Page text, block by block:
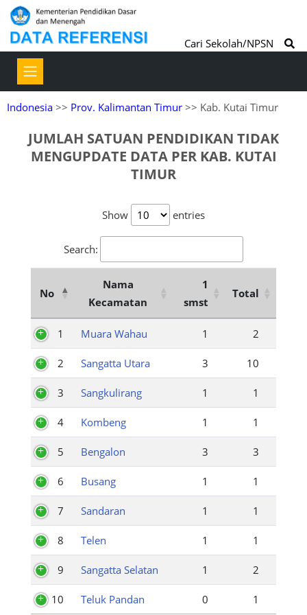
Cari Sekolah/NPSN
Indonesia >> Prov. Kalimantan Timur >> Kab. Kutai Timur
JUMLAH SATUAN PENDIDIKAN TIDAK
MENGUPDATE DATA PER KAB. KUTAI
TIMUR
Show entries
Search:
No
Nama
Kecamatan
1
smst
Total
1 Muara Wahau 1 2
2 Sangatta Utara 3 10
3 Sangkulirang 1 1
4 Kombeng 1 1
5 Bengalon 3 3
6 Busang 1 1
7 Sandaran 1 1
8 Telen 1 1
9 Sangatta Selatan 1 2
10 Teluk Pandan 0 1